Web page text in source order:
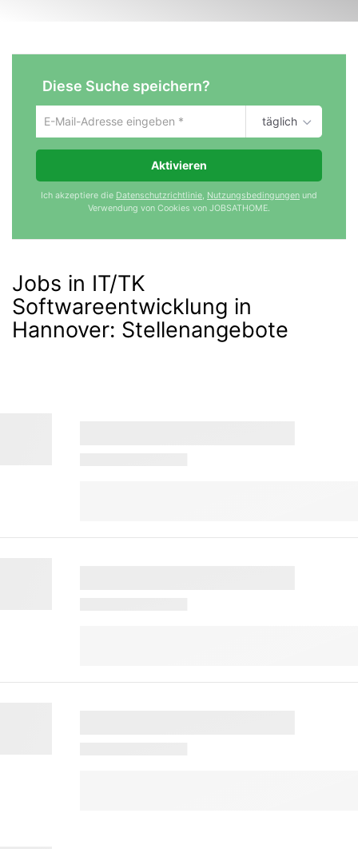
Diese Suche speichern?
Um
die
aktuelle
zu
deine
ein
täglich
Aktivieren
Ich akzeptiere die Datenschutzrichtlinie, Nutzungsbedingungen und
Verwendung von Cookies von JOBSATHOME.
Jobs in IT/TK
Softwareentwicklung in
Hannover: Stellenangebote